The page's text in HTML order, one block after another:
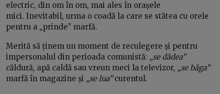
electric, din om în om, mai ales în orașele
mici. Inevitabil, urma o coadă la care se stătea cu orele
pentru a „prinde” marfă.
Merită să ținem un moment de reculegere și pentru
impersonalul din perioada comunistă: „se dădea”
căldură, apă caldă sau vreun meci la televizor, „se băga”
marfă în magazine și „se lua”curentul.